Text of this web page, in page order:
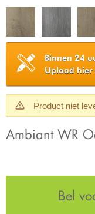
Binnen 24
Upload hier
Product niet
Ambiant WR
Bel